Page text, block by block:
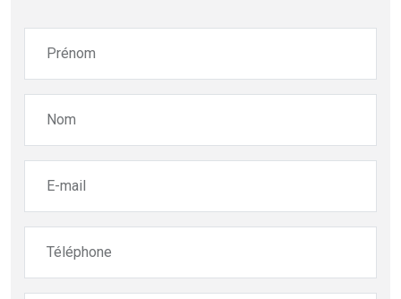
Prénom
Nom
E-mail
Téléphone